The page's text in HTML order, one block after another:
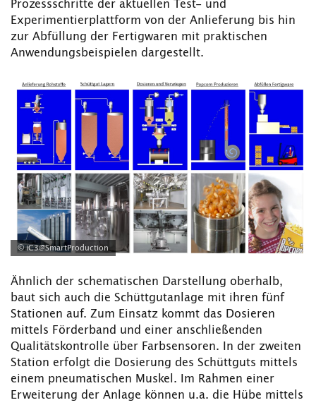
Prozessschritte der aktuellen Test- und
Experimentierplattform von der Anlieferung bis hin
zur Abfüllung der Fertigwaren mit praktischen
Anwendungsbeispielen dargestellt.
© iC3@SmartProduction
Ähnlich der schematischen Darstellung oberhalb,
baut sich auch die Schüttgutanlage mit ihren fünf
Stationen auf. Zum Einsatz kommt das Dosieren
mittels Förderband und einer anschließenden
Qualitätskontrolle über Farbsensoren. In der zweiten
Station erfolgt die Dosierung des Schüttguts mittels
einem pneumatischen Muskel. Im Rahmen einer
Erweiterung der Anlage können u.a. die Hübe mittels